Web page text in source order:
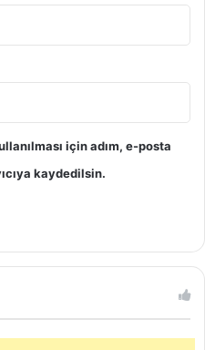
için adım, e-posta
kaydedilsin.